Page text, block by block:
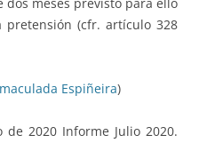
meses previsto para ello
(cfr. artículo 328
Espiñeira)
2020 Informe Julio 2020.